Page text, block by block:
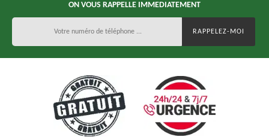
ON VOUS RAPPELLE IMMEDIATEMENT